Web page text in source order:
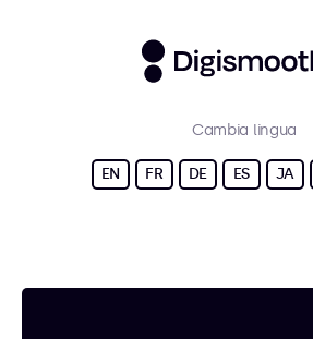
Cambia lingua
EN FR DE ES JA